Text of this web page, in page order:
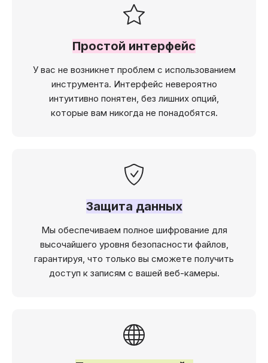
Простой интерфейс
У вас не возникнет проблем с использованием
инструмента. Интерфейс невероятно
интуитивно понятен, без лишних опций,
которые вам никогда не понадобятся.
Защита данных
Мы обеспечиваем полное шифрование для
высочайшего уровня безопасности файлов,
гарантируя, что только вы сможете получить
доступ к записям с вашей веб-камеры.